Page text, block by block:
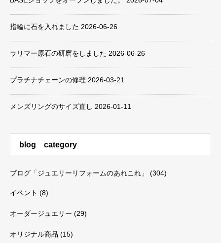
指輪に石を入れました 2026-06-26
ラリマー原石の研磨をしました 2026-06-26
プラチナチェーンの修理 2026-03-21
メンズリングのサイズ直し 2026-01-11
blog category
ブログ「ジュエリーリフォームのあれこれ」 (304)
イベント (8)
オーダージュエリー (29)
オリジナル商品 (15)